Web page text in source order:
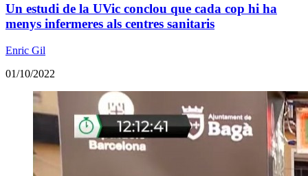
Un estudi de la UVic conclou que cada cop hi ha
menys infermeres als centres sanitaris
Enric Gil
01/10/2022